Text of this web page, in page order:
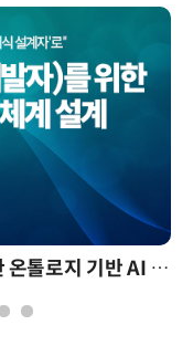
모든 업무 담당자(비개발자)를 위한 온톨로지 기반 AI 지식체계 설계 1-day 워크숍